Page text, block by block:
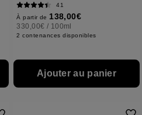
41
À partir de 138,00€
330,00€ / 100ml
2 contenances disponibles
Ajouter au panier